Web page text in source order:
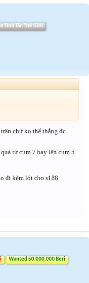
Tinh Tân Thế Giới
chứ ko thể thắng đc
từ cụm 7 bay lên cụm 5
đi kèm lót cho s188
Wanted 50.000.000 Beri